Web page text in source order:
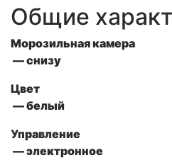
Общие
Морозильная камера
— снизу
Цвет
— белый
Управление
—электронное